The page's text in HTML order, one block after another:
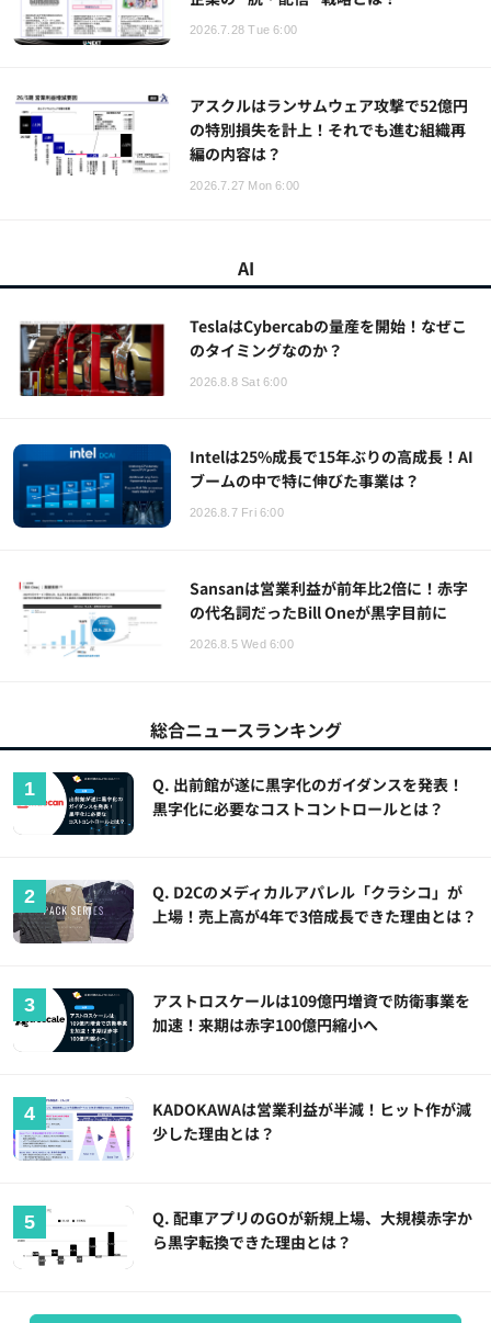
2026.7.28 Tue 6:00
アスクルはランサムウェア攻撃で52億円
の特別損失を計上！それでも進む組織再
編の内容は？
2026.7.27 Mon 6:00
AI
TeslaはCybercabの量産を開始！なぜこ
のタイミングなのか？
2026.8.8 Sat 6:00
Intelは25%成長で15年ぶりの高成長！AI
ブームの中で特に伸びた事業は？
2026.8.7 Fri 6:00
Sansanは営業利益が前年比2倍に！赤字
の代名詞だったBill Oneが黒字目前に
2026.8.5 Wed 6:00
総合ニュースランキング
Q. 出前館が遂に黒字化のガイダンスを発表！
黒字化に必要なコストコントロールとは？
Q. D2Cのメディカルアパレル「クラシコ」が
上場！売上高が4年で3倍成長できた理由とは？
アストロスケールは109億円増資で防衛事業を
加速！来期は赤字100億円縮小へ
KADOKAWAは営業利益が半減！ヒット作が減
少した理由とは？
Q. 配車アプリのGOが新規上場、大規模赤字か
ら黒字転換できた理由とは？